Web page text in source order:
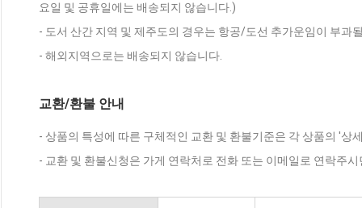
요일 및 공휴일에는 배송되지 않습니다.)
- 도서 산간 지역 및 제주도의 경우는 항공/도선 추가운임이 부과
- 해외지역으로는 배송되지 않습니다.
교환/환불 안내
- 상품의 특성에 따른 구체적인 교환 및 환불기준은 각 상품의 '상
- 교환 및 환불신청은 가게 연락처로 전화 또는 이메일로 연락주